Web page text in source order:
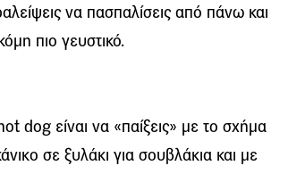
να πασπαλίσεις από πάνω και
πιο γευστικό.
dog είναι να «παίξεις» με το σχήμα
σε ξυλάκι για σουβλάκια και με